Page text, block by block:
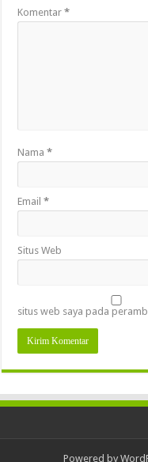
Komentar*
Nama*
Email*
Situs Web
situs web saya pada
Powered by